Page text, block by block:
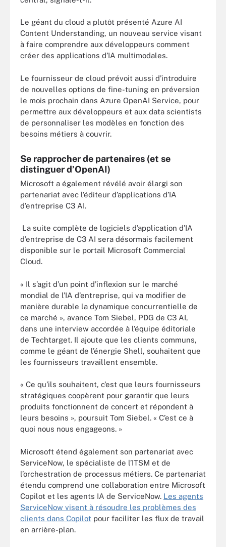
Le géant du cloud a plutôt présenté Azure AI
Content Understanding, un nouveau service visant
à faire comprendre aux développeurs comment
créer des applications d’IA multimodales.
Le fournisseur de cloud prévoit aussi d’introduire
de nouvelles options de fine-tuning en préversion
le mois prochain dans Azure OpenAI Service, pour
permettre aux développeurs et aux data scientists
de personnaliser les modèles en fonction des
besoins métiers à couvrir.
Se rapprocher de partenaires (et se
distinguer d’OpenAI)
Microsoft a également révélé avoir élargi son
partenariat avec l’éditeur d’applications d’IA
d’entreprise C3 AI.
La suite complète de logiciels d’application d’IA
d’entreprise de C3 AI sera désormais facilement
disponible sur le portail Microsoft Commercial
Cloud.
« Il s’agit d’un point d’inflexion sur le marché
mondial de l’IA d’entreprise, qui va modifier de
manière durable la dynamique concurrentielle de
ce marché », avance Tom Siebel, PDG de C3 AI,
dans une interview accordée à l’équipe éditoriale
de Techtarget. Il ajoute que les clients communs,
comme le géant de l’énergie Shell, souhaitent que
les fournisseurs travaillent ensemble.
« Ce qu’ils souhaitent, c’est que leurs fournisseurs
stratégiques coopèrent pour garantir que leurs
produits fonctionnent de concert et répondent à
leurs besoins », poursuit Tom Siebel. « C’est ce à
quoi nous nous engageons. »
Microsoft étend également son partenariat avec
ServiceNow, le spécialiste de l’ITSM et de
l’orchestration de processus métiers. Ce partenariat
étendu comprend une collaboration entre Microsoft
Copilot et les agents IA de ServiceNow. Les agents
ServiceNow visent à résoudre les problèmes des
clients dans Copilot pour faciliter les flux de travail
en arrière-plan.